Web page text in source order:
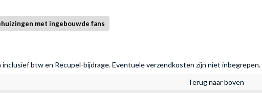
met ingebouwde fans
inclusief btw en Recupel-bijdrage. Eventuele verzendkosten zijn niet inbegrepen.
Terug naar boven